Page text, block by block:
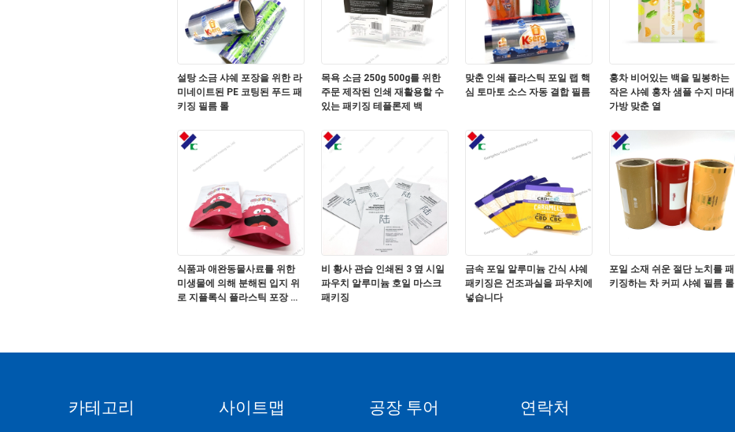
설탕 소금 샤쉐 포장을 위한 라
미네이트된 PE 코팅된 푸드 패
키징 필름 롤
목욕 소금 250g 500g를 위한
주문 제작된 인쇄 재활용할 수
있는 패키징 테플론제 백
맞춘 인쇄 플라스틱 포일 랩 핵
심 토마토 소스 자동 결합 필름
홍차 비어있는 백을 밀봉하는
작은 샤쉐 홍차 샘플 수지 마대
가방 맞춘 열
식품과 애완동물사료를 위한
미생물에 의해 분해된 입지 위
로 지플록식 플라스틱 포장 봉
비 황사 관습 인쇄된 3 옆 시일
파우치 알루미늄 호일 마스크
패키징
금속 포일 알루미늄 간식 샤쉐
패키징은 건조과실을 파우치에
넣습니다
포일 소재 쉬운 절단 노치를 패
키징하는 차 커피 샤쉐 필름 롤
카테고리 사이트맵 공장 투어 연락처